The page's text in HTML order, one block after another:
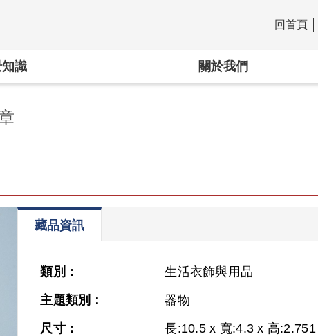
:::
回首頁
識 關於我們
藏品資訊
類別： 生活衣飾與用品
主題類別： 器物
尺寸： 長:10.5 x 寬:4.3 x 高